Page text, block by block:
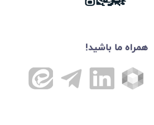
همراه ما باشید!